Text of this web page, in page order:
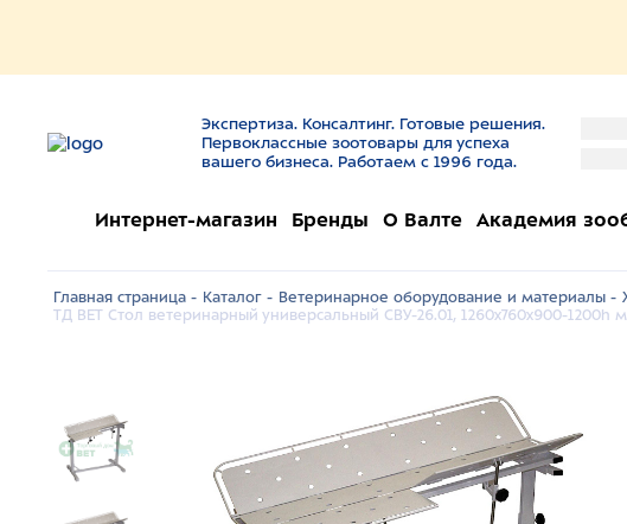
Экспертиза. Консалтинг. Готовые решения.
Первоклассные зоотовары для успеха
вашего бизнеса. Работаем с 1996 года.
Интернет-магазин Бренды О Валте Академия
Главная страница - Каталог - Ветеринарное оборудование и материалы -
ТД ВЕТ Стол ветеринарный универсальный СВУ-26.01, 1260x760x900-